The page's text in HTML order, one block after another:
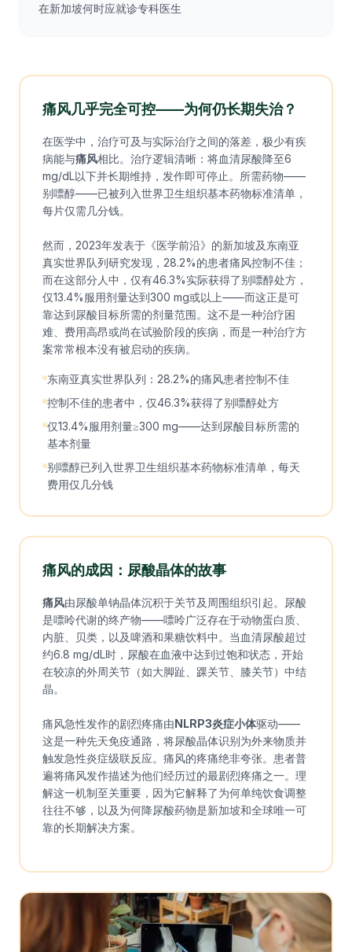
在新加坡何时应就诊专科医生
痛风几乎完全可控——为何仍长期失治？
在医学中，治疗可及与实际治疗之间的落差，极少有疾
病能与痛风相比。治疗逻辑清晰：将血清尿酸降至6
mg/dL以下并长期维持，发作即可停止。所需药物——
别嘌醇——已被列入世界卫生组织基本药物标准清单，
每片仅需几分钱。
然而，2023年发表于《医学前沿》的新加坡及东南亚
真实世界队列研究发现，28.2%的患者痛风控制不佳；
而在这部分人中，仅有46.3%实际获得了别嘌醇处方，
仅13.4%服用剂量达到300 mg或以上——而这正是可
靠达到尿酸目标所需的剂量范围。这不是一种治疗困
难、费用高昂或尚在试验阶段的疾病，而是一种治疗方
案常常根本没有被启动的疾病。
东南亚真实世界队列：28.2%的痛风患者控制不佳
控制不佳的患者中，仅46.3%获得了别嘌醇处方
仅13.4%服用剂量≥300 mg——达到尿酸目标所需的
基本剂量
别嘌醇已列入世界卫生组织基本药物标准清单，每天
费用仅几分钱
痛风的成因：尿酸晶体的故事
痛风由尿酸单钠晶体沉积于关节及周围组织引起。尿酸
是嘌呤代谢的终产物——嘌呤广泛存在于动物蛋白质、
内脏、贝类，以及啤酒和果糖饮料中。当血清尿酸超过
约6.8 mg/dL时，尿酸在血液中达到过饱和状态，开始
在较凉的外周关节（如大脚趾、踝关节、膝关节）中结
晶。
痛风急性发作的剧烈疼痛由NLRP3炎症小体驱动——
这是一种先天免疫通路，将尿酸晶体识别为外来物质并
触发急性炎症级联反应。痛风的疼痛绝非夸张。患者普
遍将痛风发作描述为他们经历过的最剧烈疼痛之一。理
解这一机制至关重要，因为它解释了为何单纯饮食调整
往往不够，以及为何降尿酸药物是新加坡和全球唯一可
靠的长期解决方案。